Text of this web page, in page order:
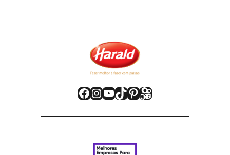
Facebook
Instagram
Youtube
TikTok
Pinterest
Kwai